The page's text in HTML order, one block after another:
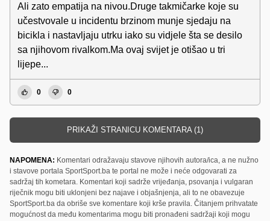
Ali zato empatija na nivou.Druge takmičarke koje su
učestvovale u incidentu brzinom munje sjedaju na
bicikla i nastavljaju utrku iako su vidjele šta se desilo
sa njihovom rivalkom.Ma ovaj svijet je otišao u tri
lijepe...
0 0
PRIKAŽI STRANICU KOMENTARA (1)
NAPOMENA: Komentari odražavaju stavove njihovih autora/ica, a ne nužno
i stavove portala SportSport.ba te portal ne može i neće odgovarati za
sadržaj tih kometara. Komentari koji sadrže vrijeđanja, psovanja i vulgaran
riječnik mogu biti uklonjeni bez najave i objašnjenja, ali to ne obavezuje
SportSport.ba da obriše sve komentare koji krše pravila. Čitanjem prihvatate
mogućnost da među komentarima mogu biti pronađeni sadržaji koji mogu